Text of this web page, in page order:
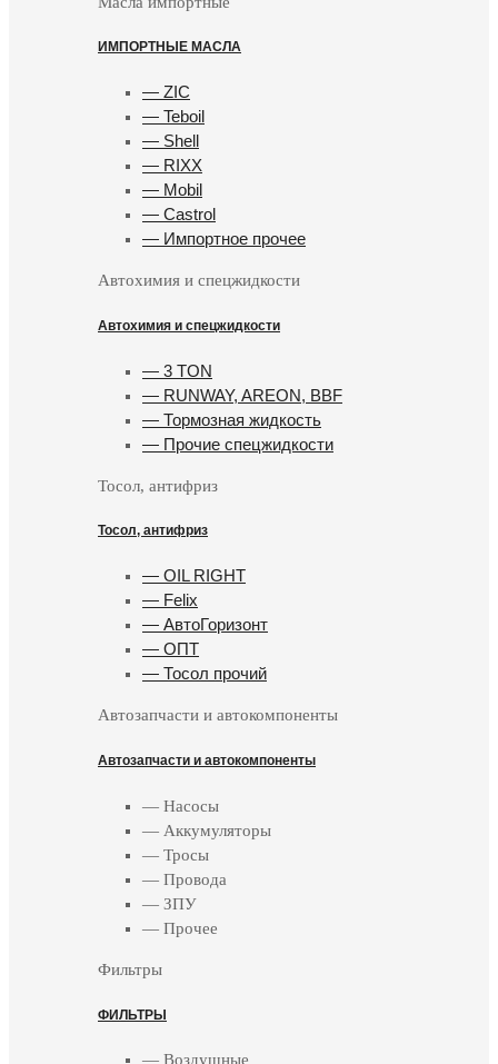
ИМПОРТНЫЕ МАСЛА
— ZIC
— Teboil
— Shell
— RIXX
— Mobil
— Castrol
— Импортное прочее
Автохимия и спецжидкости
Автохимия и спецжидкости
— 3 TON
— RUNWAY, AREON, BBF
— Тормозная жидкость
— Прочие спецжидкости
Тосол, антифриз
Тосол, антифриз
— OIL RIGHT
— Felix
— АвтоГоризонт
— ОПТ
— Тосол прочий
Автозапчасти и автокомпоненты
Автозапчасти и автокомпоненты
— Насосы
— Аккумуляторы
— Тросы
— Провода
— ЗПУ
— Прочее
Фильтры
ФИЛЬТРЫ
— Воздушные